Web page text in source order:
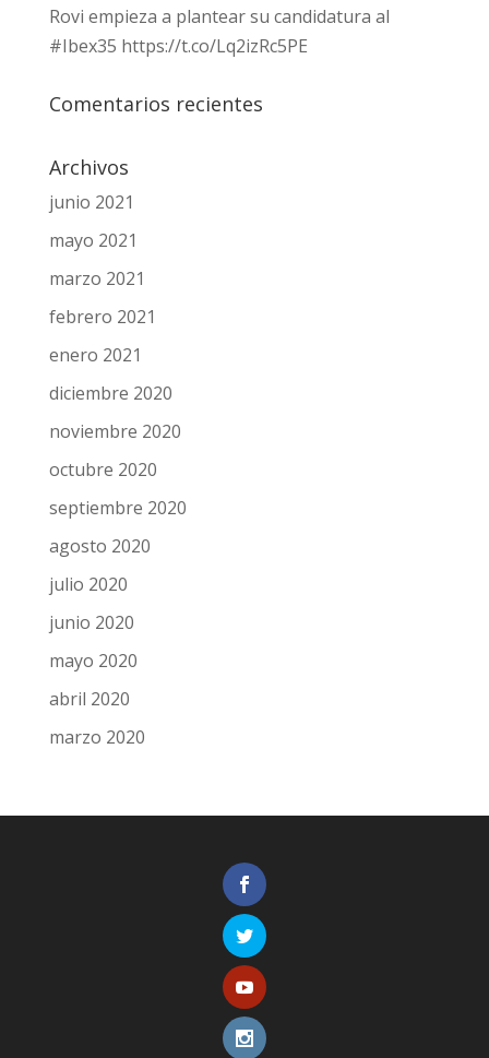
Rovi empieza a plantear su candidatura al
#Ibex35 https://t.co/Lq2izRc5PE
Comentarios recientes
Archivos
junio 2021
mayo 2021
marzo 2021
febrero 2021
enero 2021
diciembre 2020
noviembre 2020
octubre 2020
septiembre 2020
agosto 2020
julio 2020
junio 2020
mayo 2020
abril 2020
marzo 2020